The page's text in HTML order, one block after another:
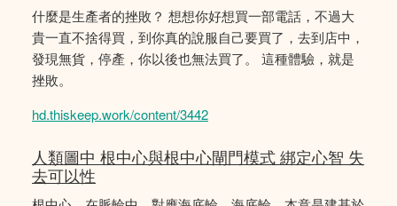
什麼是生產者的挫敗？ 想想你好想買一部電話，不過大
貴一直不捨得買，到你真的說服自己要買了，去到店中，
發現無貨，停產，你以後也無法買了。 這種體驗，就是
挫敗。
hd.thiskeep.work/content/3442
人類圖中 根中心與根中心閘門模式 綁定心智 失
去可以性